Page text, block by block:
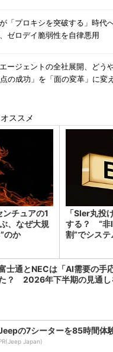
「プロキシを突破する」時代
ゼロデイ脆弱性を自律悪用
ージェントの全社展開、どう
点の成功」を「面の変革」に変
ススメ
チュアの1
、なぜ大規
のか
「SIer丸投
する？ “非
割”でシス
士通とNECは「AI需要の手
？ 2026年下半期の見通し
の7シーターを85時間体
Japan)